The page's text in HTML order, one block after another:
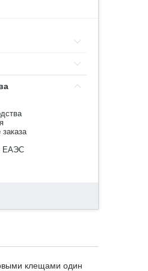
ЕАЭС
клещами один